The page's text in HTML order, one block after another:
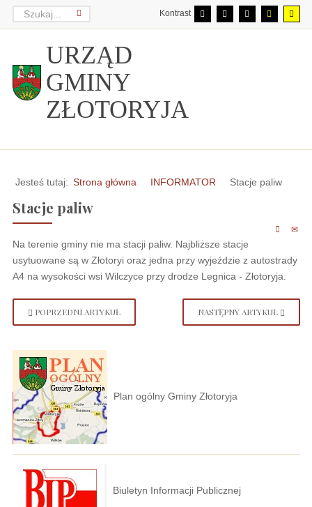
Kontrast
URZĄD
GMINY
ZŁOTORYJA
Jesteś tutaj: Strona główna INFORMATOR Stacje paliw
Stacje paliw
Na terenie gminy nie ma stacji paliw. Najbliższe stacje
usytuowane są w Złotoryi oraz jedna przy wyjeździe z autostrady
A4 na wysokości wsi Wilczyce przy drodze Legnica - Złotoryja.
POPRZEDNI ARTYKUŁ NASTĘPNY ARTYKUŁ
Plan ogólny Gminy Złotoryja
Biuletyn Informacji Publicznej